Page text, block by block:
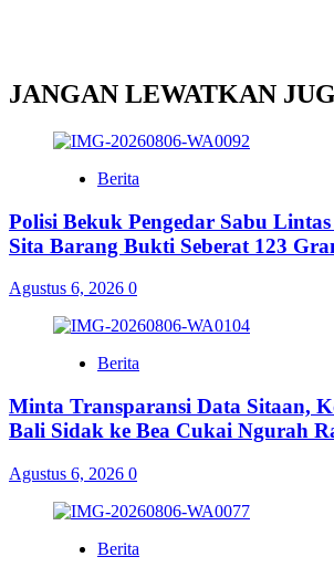
JANGAN LEWATKAN
Berita
Polisi Bekuk Pengedar Sabu
Sita Barang Bukti Seberat 123
Agustus 6, 2026 0
Berita
Minta Transparansi Data Sitaan,
Bali Sidak ke Bea Cukai Ngurah
Agustus 6, 2026 0
Berita